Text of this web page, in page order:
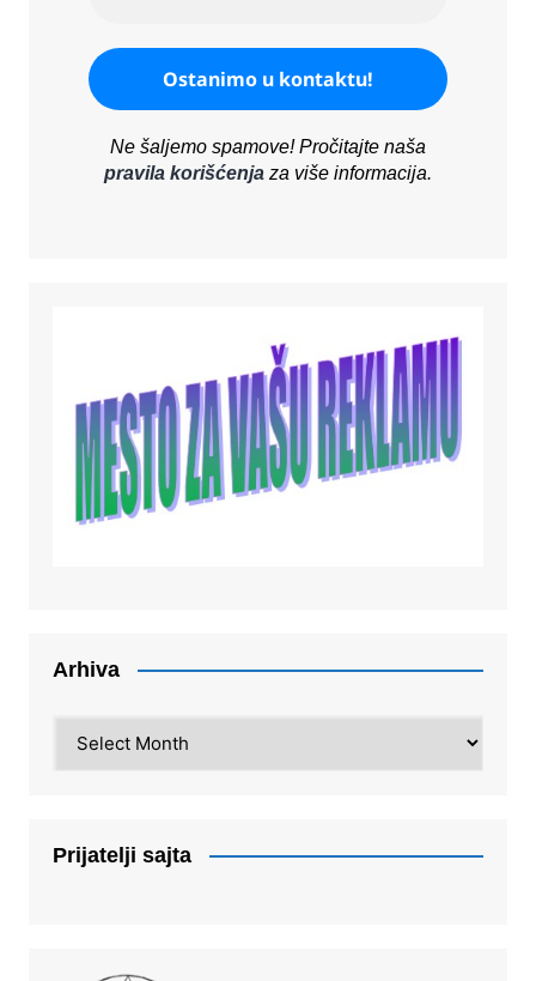
Ne šaljemo spamove! Pročitajte naša
pravila korišćenjaza više informacija.
Arhiva
Prijatelji sajta